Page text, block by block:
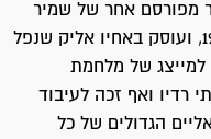
נעשה רק ב-1952. ספר מפורסם אחר של שמיר
הוא במו ידיו - פרקי אליק שיצא ב-1951, ועוסק באחיו אליק שנפל
של מלחמת
רדיו ואף זכה לעיבוד
הגדולים של כל